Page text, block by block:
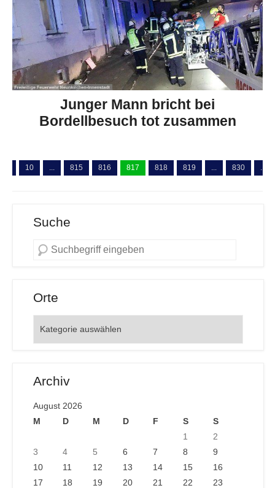
Junger Mann bricht bei
Bordellbesuch tot zusammen
10 ... 815 816 817 818 819 ... 830 ...
Suche
Orte
Archiv
August 2026
M
D M D F S
S
1
2
3
4 5 6 7 8
9
10
11 12 13 14 15
16
17
18 19 20 21 22 23